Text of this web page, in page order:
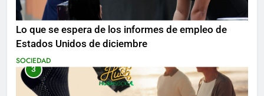
Lo que se espera de los informes de empleo de
Estados Unidos de diciembre
SOCIEDAD
3